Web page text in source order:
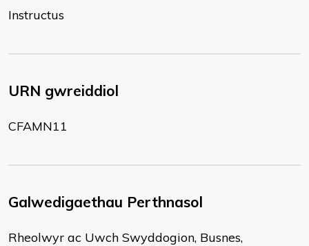
Instructus
URN gwreiddiol
CFAMN11
Galwedigaethau Perthnasol
Rheolwyr ac Uwch Swyddogion, Busnes,